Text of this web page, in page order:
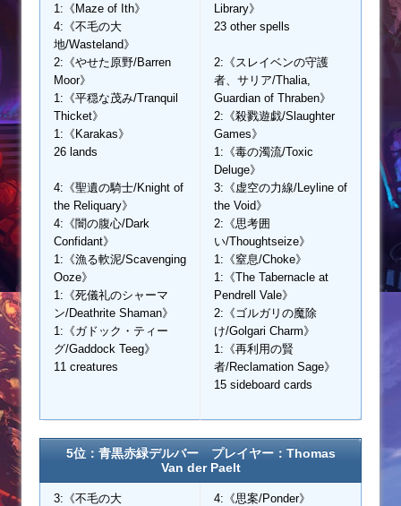
1:《Maze of Ith》
4:《不毛の大
地/Wasteland》
2:《やせた原野/Barren
Moor》
1:《平穏な茂み/Tranquil
Thicket》
1:《Karakas》
26 lands
4:《聖遺の騎士/Knight of
the Reliquary》
4:《闇の腹心/Dark
Confidant》
1:《漁る軟泥/Scavenging
Ooze》
1:《死儀礼のシャーマ
ン/Deathrite Shaman》
1:《ガドック・ティー
グ/Gaddock Teeg》
11 creatures
Library》
23 other spells
2:《スレイベンの守護
者、サリア/Thalia,
Guardian of Thraben》
2:《殺戮遊戯/Slaughter
Games》
1:《毒の濁流/Toxic
Deluge》
3:《虚空の力線/Leyline of
the Void》
2:《思考囲
い/Thoughtseize》
1:《窒息/Choke》
1:《The Tabernacle at
Pendrell Vale》
2:《ゴルガリの魔除
け/Golgari Charm》
1:《再利用の賢
者/Reclamation Sage》
15 sideboard cards
5位：青黒赤緑デルバー プレイヤー：Thomas
Van der Paelt
3:《不毛の大
4:《思案/Ponder》